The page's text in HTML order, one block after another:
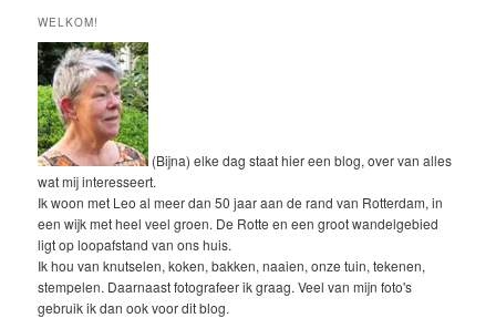
WELKOM!
(Bijna) elke dag staat hier een blog, over van alles
wat mij interesseert.
Ik woon met Leo al meer dan 50 jaar aan de rand van Rotterdam, in
een wijk met heel veel groen. De Rotte en een groot wandelgebied
ligt op loopafstand van ons huis.
Ik hou van knutselen, koken, bakken, naaien, onze tuin, tekenen,
stempelen. Daarnaast fotografeer ik graag. Veel van mijn foto's
gebruik ik dan ook voor dit blog.